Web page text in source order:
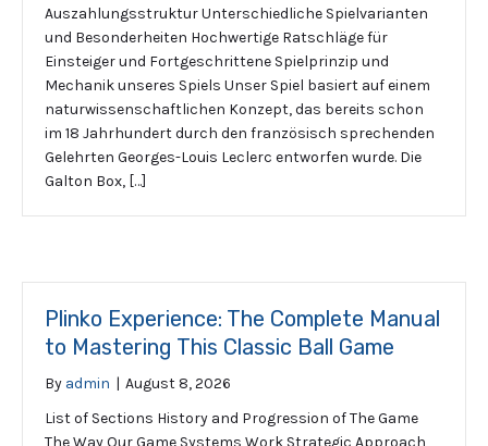
Auszahlungsstruktur Unterschiedliche Spielvarianten
und Besonderheiten Hochwertige Ratschläge für
Einsteiger und Fortgeschrittene Spielprinzip und
Mechanik unseres Spiels Unser Spiel basiert auf einem
naturwissenschaftlichen Konzept, das bereits schon
im 18 Jahrhundert durch den französisch sprechenden
Gelehrten Georges-Louis Leclerc entworfen wurde. Die
Galton Box, […]
Plinko Experience: The Complete Manual
to Mastering This Classic Ball Game
By admin | August 8, 2026
List of Sections History and Progression of The Game
The Way Our Game Systems Work Strategic Approach